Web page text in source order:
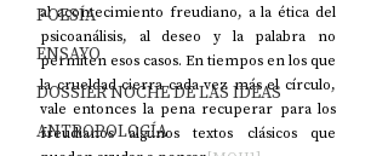
POESÍA
ENSAYO
DOSSIER NOCHE DE LAS IDEAS
ANTROPOLOGÍA
al acontecimiento freudiano, a la ética del
psicoanálisis, al deseo y la palabra no
permiten esos casos. En tiempos en los que
la crueldad cierra cada vez más el círculo,
vale entonces la pena recuperar para los
freudianos algunos textos clásicos que